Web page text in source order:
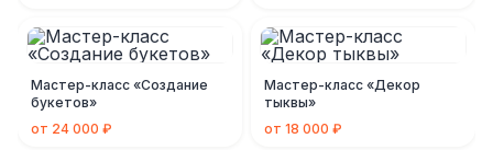
Мастер-класс «Создание
букетов»
от 24 000 ₽
Мастер-класс «Декор
тыквы»
от 18 000 ₽